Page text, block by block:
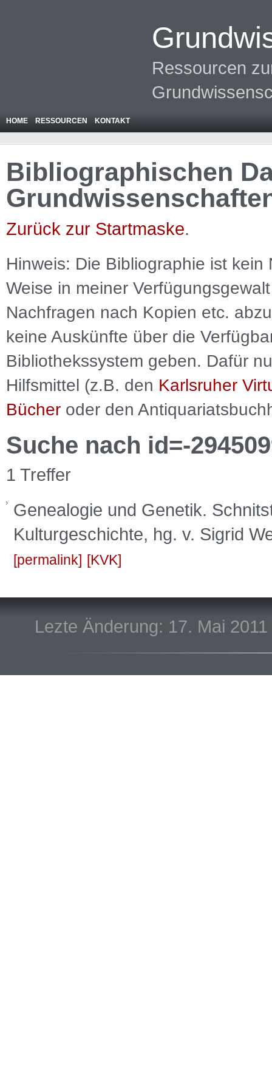
Ressourcen
HOME RESSOURCEN KONTAKT
Bibliographischen
Zurück zur Startmaske.
Hinweis: Die Bibliographie ist kein
Weise in meiner
Nachfragen nach Kopien etc.
keine Auskünfte über die
Bibliothekssystem geben. Dafür
Hilfsmittel (z.B. den Karlsruher
Bücher oder den
Suche nach id=-
1 Treffer
Genealogie und Genetik.
Kulturgeschichte, hg. v. Sigrid
permalink KVK
Lezte Änderung: 17. Mai